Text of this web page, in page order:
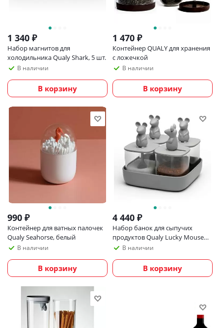
1 340 ₽
Набор магнитов для
холодильника Qualy Shark, 5 шт.
В наличии
В корзину
1 470 ₽
Контейнер QUALY для хранения
с ложечкой
В наличии
В корзину
990 ₽
Контейнер для ватных палочек
Qualy Seahorse, белый
В наличии
В корзину
4 440 ₽
Набор банок для сыпучих
продуктов Qualy Lucky Mouse
Seasoning, 4 шт
В наличии
В корзину